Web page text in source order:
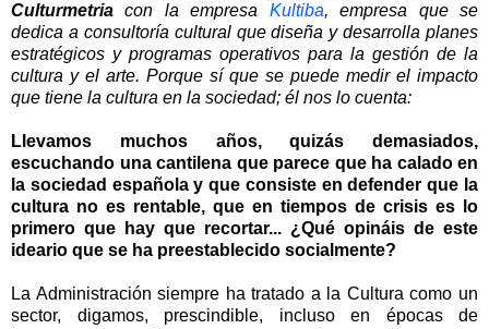
Culturmetria con la empresa Kultiba, empresa que se
dedica a consultoría cultural que diseña y desarrolla planes
estratégicos y programas operativos para la gestión de la
cultura y el arte. Porque sí que se puede medir el impacto
que tiene la cultura en la sociedad; él nos lo cuenta:
Llevamos muchos años, quizás demasiados,
escuchando una cantilena que parece que ha calado en
la sociedad española y que consiste en defender que la
cultura no es rentable, que en tiempos de crisis es lo
primero que hay que recortar... ¿Qué opináis de este
ideario que se ha preestablecido socialmente?
La Administración siempre ha tratado a la Cultura como un
sector, digamos, prescindible, incluso en épocas de